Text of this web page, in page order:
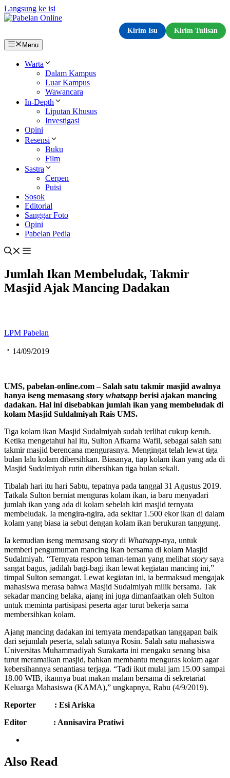
Langsung ke isi
Kirim Isu
Kirim Tulisan
Menu
Warta
Dalam Kampus
Luar Kampus
Wawancara
In-Depth
Liputan Khusus
Investigasi
Opini
Resensi
Buku
Film
Sastra
Cerpen
Puisi
Sosok
Editorial
Sanggar Foto
Opini
Pabelan Pedia
Jumlah Ikan Membeludak, Takmir
Masjid Ajak Mancing Dadakan
LPM Pabelan
14/09/2019
UMS, pabelan-online.com– Salah satu takmir masjid awalnya
hanya iseng memasang story whatsapp berisi ajakan mancing
dadakan. Hal ini disebabkan jumlah ikan yang membeludak di
kolam Masjid Suldalmiyah Rais UMS.
Tiga kolam ikan Masjid Sudalmiyah sudah terlihat cukup keruh.
Ketika mengetahui hal itu, Sulton Afkarna Wafil, sebagai salah satu
takmir masjid berencana mengurasnya. Mengingat telah lewat tiga
bulan lalu kolam dibersihkan. Biasanya, tiap kolam ikan yang ada di
Masjid Sudalmiyah rutin dibersihkan tiga bulan sekali.
Tibalah hari itu hari Sabtu, tepatnya pada tanggal 31 Agustus 2019.
Tatkala Sulton berniat menguras kolam ikan, ia baru menyadari
jumlah ikan yang ada di kolam sebelah kiri masjid ternyata
membeludak. Ia mengira-ngira, ada sekitar 1.500 ekor ikan di dalam
kolam yang biasa ia sebut dengan kolam ikan berukuran tanggung.
Ia kemudian iseng memasang story di Whatsapp-nya, untuk
memberi pengumuman mancing ikan bersama di kolam Masjid
Sudalmiyah. “Ternyata respon teman-teman yang melihat story saya
sangat bagus, jadilah bagi-bagi ikan lewat kegiatan mancing ini,”
timpal Sulton semangat. Lewat kegiatan ini, ia bermaksud mengajak
mahasiswa merasa bahwa Masjid Sudalmiyah milik bersama. Tak
sekadar mancing belaka, ajang ini juga dimanfaatkan oleh Sulton
untuk meminta partisipasi peserta agar turut bekerja sama
membersihkan kolam.
Ajang mancing dadakan ini ternyata mendapatkan tanggapan baik
dari sejumlah peserta, salah satunya Rosin. Salah satu mahasiswa
Universitas Muhammadiyah Surakarta ini mengaku senang bisa
turut meramaikan masjid, bahkan membantu menguras kolam agar
kebersihannya senantiasa terjaga. “Tadi ikut mulai jam 15.00 sampai
18.00 WIB, ikannya buat makan malam bersama di sekretariat
Keluarga Mahasiswa (KAMA),” ungkapnya, Rabu (4/9/2019).
Reporter : Esi Ariska
Editor : Annisavira Pratiwi
Also Read